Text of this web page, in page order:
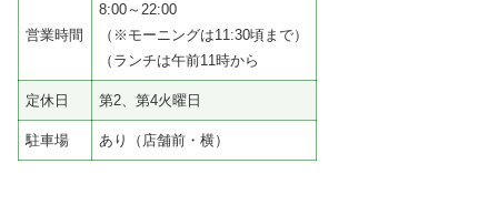
営業時間
8:00～22:00
（※モーニングは11:30頃まで）
（ランチは午前11時から
定休日 第2、第4火曜日
駐車場 あり（店舗前・横）